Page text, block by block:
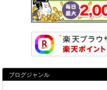
ブログジャンル